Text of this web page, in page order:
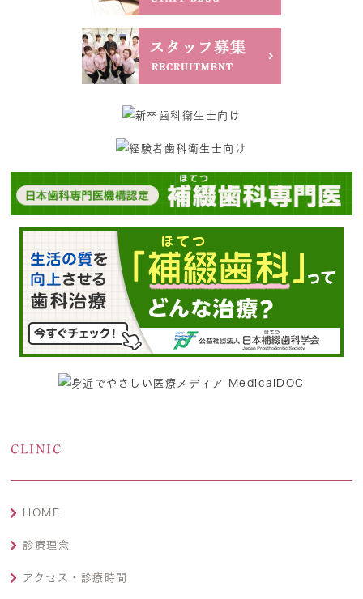
CLINIC
HOME
診療理念
アクセス・診療時間